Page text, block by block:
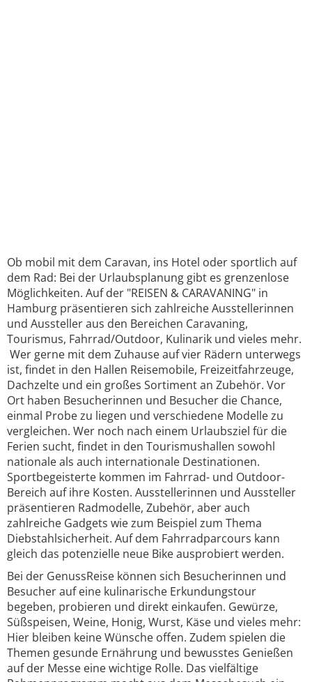
Ob mobil mit dem Caravan, ins Hotel oder sportlich auf
dem Rad: Bei der Urlaubsplanung gibt es grenzenlose
Möglichkeiten. Auf der "REISEN & CARAVANING" in
Hamburg präsentieren sich zahlreiche Ausstellerinnen
und Aussteller aus den Bereichen Caravaning,
Tourismus, Fahrrad/Outdoor, Kulinarik und vieles mehr.
Wer gerne mit dem Zuhause auf vier Rädern unterwegs
ist, findet in den Hallen Reisemobile, Freizeitfahrzeuge,
Dachzelte und ein großes Sortiment an Zubehör. Vor
Ort haben Besucherinnen und Besucher die Chance,
einmal Probe zu liegen und verschiedene Modelle zu
vergleichen. Wer noch nach einem Urlaubsziel für die
Ferien sucht, findet in den Tourismushallen sowohl
nationale als auch internationale Destinationen.
Sportbegeisterte kommen im Fahrrad- und Outdoor-
Bereich auf ihre Kosten. Ausstellerinnen und Aussteller
präsentieren Radmodelle, Zubehör, aber auch
zahlreiche Gadgets wie zum Beispiel zum Thema
Diebstahlsicherheit. Auf dem Fahrradparcours kann
gleich das potenzielle neue Bike ausprobiert werden.
Bei der GenussReise können sich Besucherinnen und
Besucher auf eine kulinarische Erkundungstour
begeben, probieren und direkt einkaufen. Gewürze,
Süßspeisen, Weine, Honig, Wurst, Käse und vieles mehr:
Hier bleiben keine Wünsche offen. Zudem spielen die
Themen gesunde Ernährung und bewusstes Genießen
auf der Messe eine wichtige Rolle. Das vielfältige